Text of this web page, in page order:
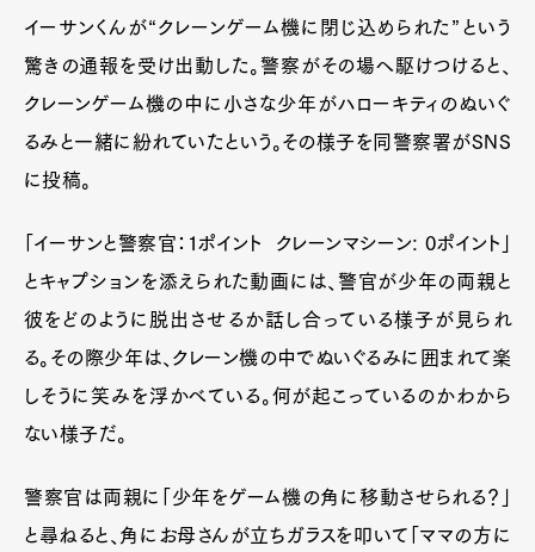
イーサンくんが“クレーンゲーム機に閉じ込められた”という
驚きの通報を受け出動した。警察がその場へ駆けつけると、
クレーンゲーム機の中に小さな少年がハローキティのぬいぐ
るみと一緒に紛れていたという。その様子を同警察署がSNS
に投稿。
「イーサンと警察官：1ポイント クレーンマシーン: 0ポイント」
とキャプションを添えられた動画には、警官が少年の両親と
彼をどのように脱出させるか話し合っている様子が見られ
る。その際少年は、クレーン機の中でぬいぐるみに囲まれて楽
しそうに笑みを浮かべている。何が起こっているのかわから
ない様子だ。
警察官は両親に「少年をゲーム機の角に移動させられる？」
と尋ねると、角にお母さんが立ちガラスを叩いて「ママの方に